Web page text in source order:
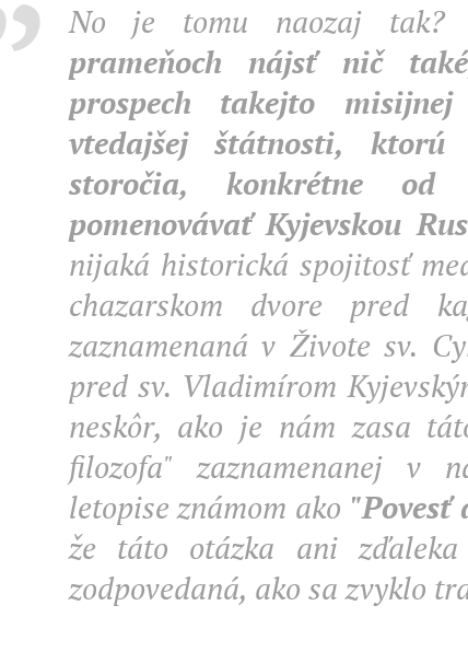
No je tomu naozaj
prameňoch nájsť nič
prospech takejto
vtedajšej štátnosti,
storočia, konkrétne
pomenovávať Kyjevskou
nijaká historická spojitosť
chazarskom dvore pred
zaznamenaná v Živote sv.
pred sv. Vladimírom
neskôr, ako je nám zasa
filozofa" zaznamenanej v
letopise známom ako "Povesť
že táto otázka ani
zodpovedaná, ako sa zvyklo